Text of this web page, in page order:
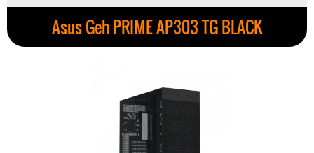
Asus Geh PRIME AP303 TG BLACK